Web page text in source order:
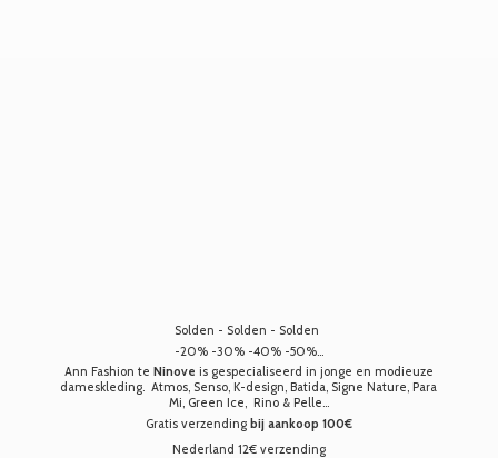
Solden - Solden - Solden
-20% -30% -40% -50%...
Ann Fashion te Ninove is gespecialiseerd in jonge en modieuze
dameskleding. Atmos, Senso, K-design, Batida, Signe Nature, Para
Mi, Green Ice, Rino & Pelle...
Gratis verzending bij aankoop 100€
Nederland 12€ verzending